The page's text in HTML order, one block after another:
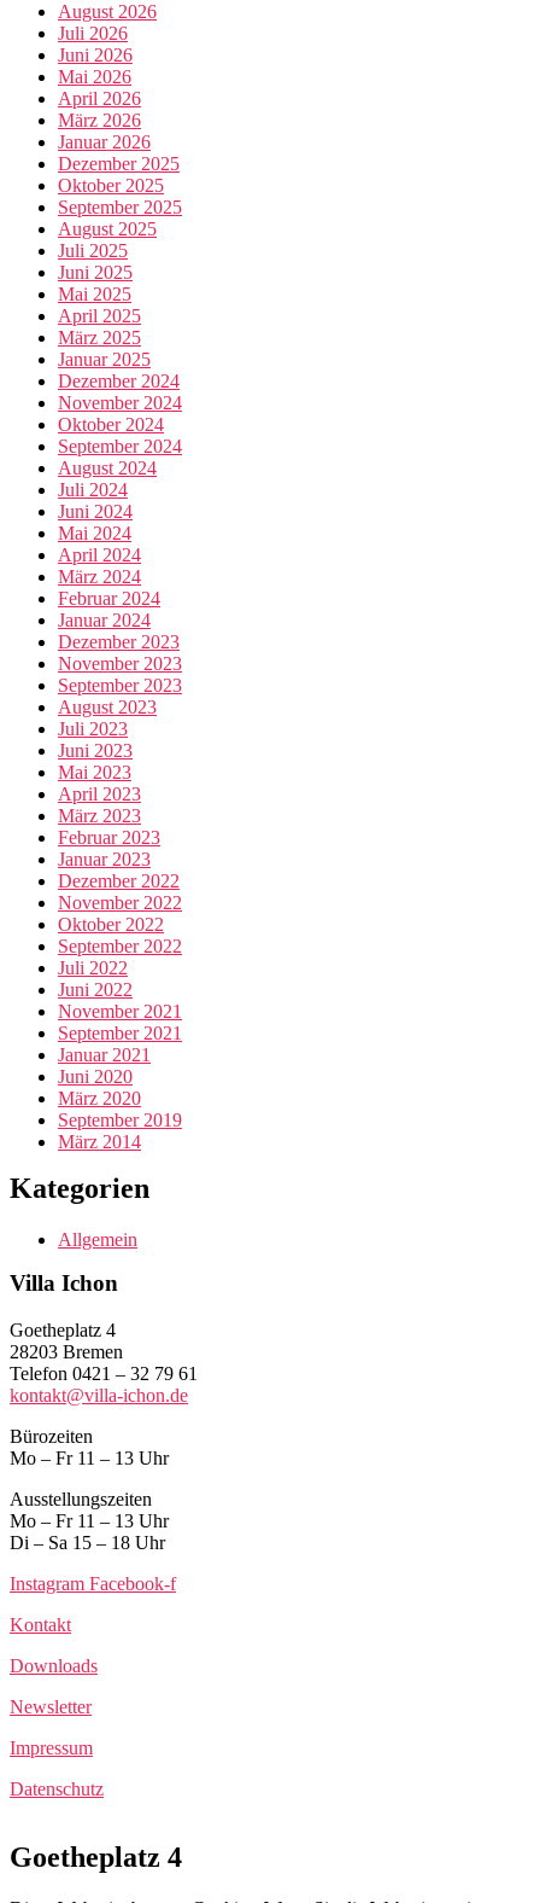
August 2026
Juli 2026
Juni 2026
Mai 2026
April 2026
März 2026
Januar 2026
Dezember 2025
Oktober 2025
September 2025
August 2025
Juli 2025
Juni 2025
Mai 2025
April 2025
März 2025
Januar 2025
Dezember 2024
November 2024
Oktober 2024
September 2024
August 2024
Juli 2024
Juni 2024
Mai 2024
April 2024
März 2024
Februar 2024
Januar 2024
Dezember 2023
November 2023
September 2023
August 2023
Juli 2023
Juni 2023
Mai 2023
April 2023
März 2023
Februar 2023
Januar 2023
Dezember 2022
November 2022
Oktober 2022
September 2022
Juli 2022
Juni 2022
November 2021
September 2021
Januar 2021
Juni 2020
März 2020
September 2019
März 2014
Kategorien
Allgemein
Villa Ichon
Goetheplatz 4
28203 Bremen
Telefon 0421 – 32 79 61
kontakt@villa-ichon.de
Bürozeiten
Mo – Fr 11 – 13 Uhr
Ausstellungszeiten
Mo – Fr 11 – 13 Uhr
Di – Sa 15 – 18 Uhr
Instagram Facebook-f
Kontakt
Downloads
Newsletter
Impressum
Datenschutz
Goetheplatz 4